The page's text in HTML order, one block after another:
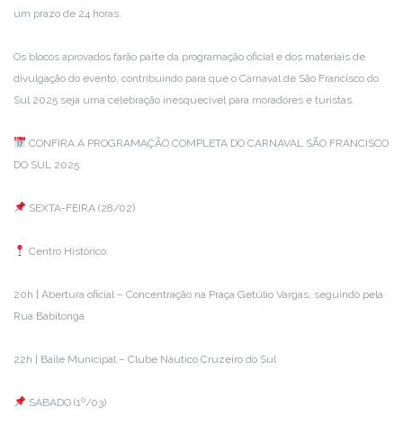
um prazo de 24 horas.
Os blocos aprovados farão parte da programação oficial e dos materiais de
divulgação do evento, contribuindo para que o Carnaval de São Francisco do
Sul 2025 seja uma celebração inesquecível para moradores e turistas.
CONFIRA A PROGRAMAÇÃO COMPLETA DO CARNAVAL SÃO FRANCISCO
DO SUL 2025:
SEXTA-FEIRA (28/02)
Centro Histórico:
20h | Abertura oficial – Concentração na Praça Getúlio Vargas, seguindo pela
Rua Babitonga
22h | Baile Municipal – Clube Náutico Cruzeiro do Sul
SÁBADO (1º/03)